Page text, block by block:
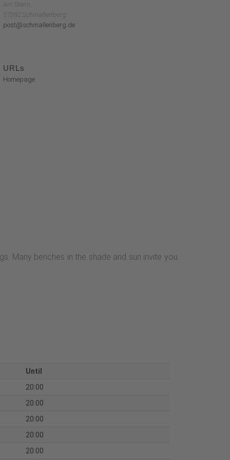
Am Stenn
57392 Schmallenberg
post@schmallenberg.de
URLs
Homepage
Many benches in the shade and sun invite you
Until
20:00
20:00
20:00
20:00
20:00